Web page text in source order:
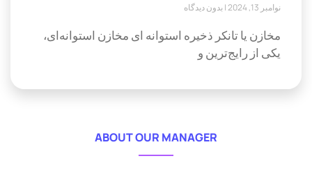
نوامبر 13, 2024 بدون دیدگاه
مخازن یا تانکر ذخیره استوانه ای مخازن استوانه‌ای،
یکی از رایج‌ترین و
ABOUT OUR MANAGER